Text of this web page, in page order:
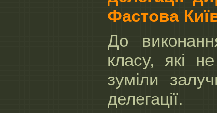
Фастова
До
класу, які
зуміли
делегації.